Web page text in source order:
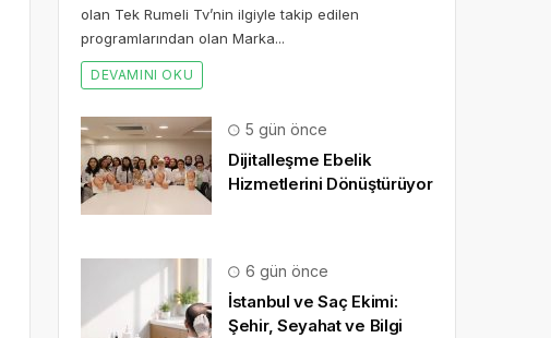
olan Tek Rumeli Tv’nin ilgiyle takip edilen
programlarından olan Marka...
DEVAMINI OKU
5 gün önce
Dijitalleşme Ebelik
Hizmetlerini Dönüştürüyor
6 gün önce
İstanbul ve Saç Ekimi:
Şehir, Seyahat ve Bilgi